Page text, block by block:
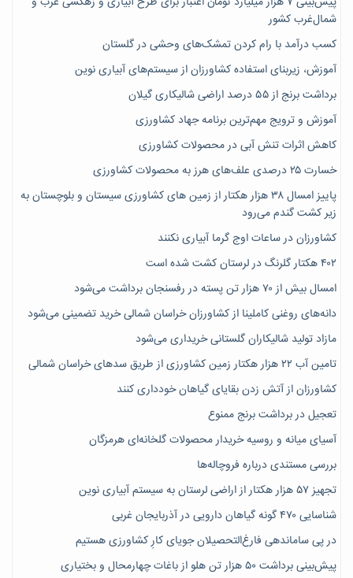
شمال‌غرب کشور
کسب درآمد با رام کردن تمشک‌های وحشی در گلستان
آموزش، زیربنای استفاده کشاورزان از سیستم‌های آبیاری نوین
برداشت برنج از ۵۵ درصد اراضی شالیکاری گیلان
آموزش و ترویج مهم‌ترین برنامه جهاد کشاورزی
کاهش اثرات تنش آبی در محصولات کشاورزی
خسارت ۲۵ درصدی علف‌های هرز به محصولات کشاورزی
پاییز امسال ۳۸ هزار هکتار از زمین های کشاورزی سیستان و بلوچستان به
زیر کشت گندم می‌رود
کشاورزان در ساعات اوج گرما آبیاری نکنند
۴۰۲ هکتار گلرنگ در لرستان کشت شده است
امسال بیش از ۷۰ هزار تن پسته در رفسنجان برداشت می‌شود
دانه‌های روغنی کاملینا از کشاورزان خراسان شمالی خرید تضمینی می‌شود
مازاد تولید شالیکاران گلستانی خریداری می‌شود
تامین آب ۲۲ هزار هکتار زمین کشاورزی از طریق سدهای خراسان شمالی
کشاورزان از آتش زدن بقایای گیاهان خودداری کنند
تعجیل در برداشت برنج ممنوع
آسیای میانه و روسیه خریدار محصولات گلخانه‌ای هرمزگان
بررسی مستندی درباره فروچاله‌ها
تجهیز ۵۷ هزار هکتار از اراضی لرستان به سیستم آبیاری نوین
شناسایی ۴۷٠ گونه گیاهان دارویی در آذربایجان غربی
در پی ساماندهی فارغ‌التحصیلان جویای کارِ کشاورزی هستیم
پیش‎‌بینی برداشت ۵۰ هزار تن هلو از باغات چهارمحال و بختیاری